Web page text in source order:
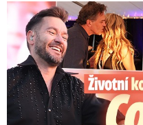
Koncert Ztraceného na